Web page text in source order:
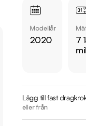
på https://
Övrig information
Modellår
2020
7
mil
Lägg till fast
eller från